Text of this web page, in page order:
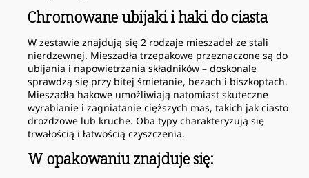
Chromowane ubijaki i haki do ciasta
W zestawie znajdują się 2 rodzaje mieszadeł ze stali
nierdzewnej. Mieszadła trzepakowe przeznaczone są do
ubijania i napowietrzania składników – doskonale
sprawdzą się przy bitej śmietanie, bezach i biszkoptach.
Mieszadła hakowe umożliwiają natomiast skuteczne
wyrabianie i zagniatanie cięższych mas, takich jak ciasto
drożdżowe lub kruche. Oba typy charakteryzują się
trwałością i łatwością czyszczenia.
W opakowaniu znajduje się: